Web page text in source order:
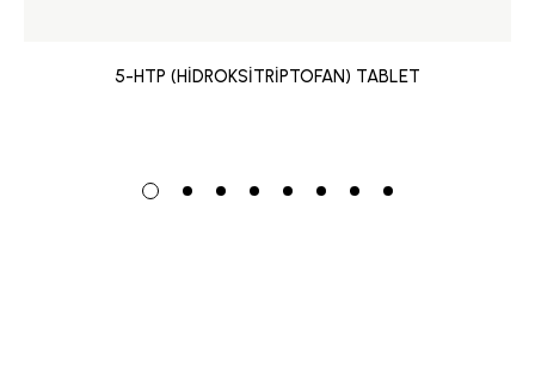
5-HTP (HİDROKSİTRİPTOFAN) TABLET